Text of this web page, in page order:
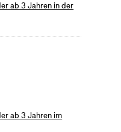
ab 3 Jahren in der
ab 3 Jahren im